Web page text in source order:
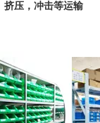
挤压 ，冲击等运输